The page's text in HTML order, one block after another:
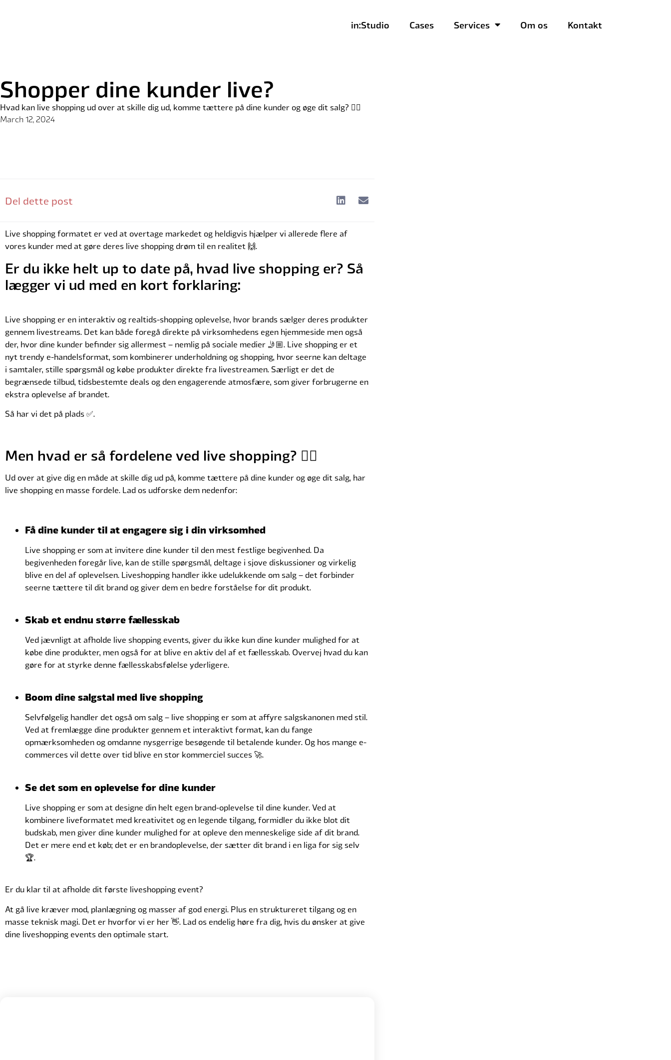
in:Studio Cases Services Om os Kontakt
Shopper dine kunder live?
Hvad kan live shopping ud over at skille dig ud, komme tættere på dine kunder og øge dit salg? 🤷‍♀️
March 12, 2024
Del dette post
Live shopping formatet er ved at overtage markedet og heldigvis hjælper vi allerede flere af
vores kunder med at gøre deres live shopping drøm til en realitet 🙌.
Er du ikke helt up to date på, hvad live shopping er? Så
lægger vi ud med en kort forklaring:
Live shopping er en interaktiv og realtids-shopping oplevelse, hvor brands sælger deres produkter
gennem livestreams. Det kan både foregå direkte på virksomhedens egen hjemmeside men også
der, hvor dine kunder befinder sig allermest – nemlig på sociale medier 🤳🏼. Live shopping er et
nyt trendy e-handelsformat, som kombinerer underholdning og shopping, hvor seerne kan deltage
i samtaler, stille spørgsmål og købe produkter direkte fra livestreamen. Særligt er det de
begrænsede tilbud, tidsbestemte deals og den engagerende atmosfære, som giver forbrugerne en
ekstra oplevelse af brandet.
Så har vi det på plads ✅.
Men hvad er så fordelene ved live shopping? 🤷‍♀️
Ud over at give dig en måde at skille dig ud på, komme tættere på dine kunder og øge dit salg, har
live shopping en masse fordele. Lad os udforske dem nedenfor:
Få dine kunder til at engagere sig i din virksomhed
Live shopping er som at invitere dine kunder til den mest festlige begivenhed. Da
begivenheden foregår live, kan de stille spørgsmål, deltage i sjove diskussioner og virkelig
blive en del af oplevelsen. Liveshopping handler ikke udelukkende om salg – det forbinder
seerne tættere til dit brand og giver dem en bedre forståelse for dit produkt.
Skab et endnu større fællesskab
Ved jævnligt at afholde live shopping events, giver du ikke kun dine kunder mulighed for at
købe dine produkter, men også for at blive en aktiv del af et fællesskab. Overvej hvad du kan
gøre for at styrke denne fællesskabsfølelse yderligere.
Boom dine salgstal med live shopping
Selvfølgelig handler det også om salg – live shopping er som at affyre salgskanonen med stil.
Ved at fremlægge dine produkter gennem et interaktivt format, kan du fange
opmærksomheden og omdanne nysgerrige besøgende til betalende kunder. Og hos mange e-
commerces vil dette over tid blive en stor kommerciel succes 🚀.
Se det som en oplevelse for dine kunder
Live shopping er som at designe din helt egen brand-oplevelse til dine kunder. Ved at
kombinere liveformatet med kreativitet og en legende tilgang, formidler du ikke blot dit
budskab, men giver dine kunder mulighed for at opleve den menneskelige side af dit brand.
Det er mere end et køb; det er en brandoplevelse, der sætter dit brand i en liga for sig selv
🏆.
Er du klar til at afholde dit første liveshopping event?
At gå live kræver mod, planlægning og masser af god energi. Plus en struktureret tilgang og en
masse teknisk magi. Det er hvorfor vi er her 👋. Lad os endelig høre fra dig, hvis du ønsker at give
dine liveshopping events den optimale start.